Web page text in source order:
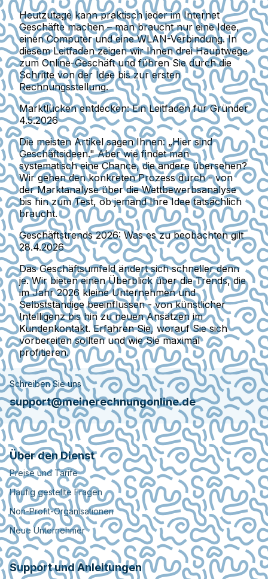
Heutzutage kann praktisch jeder im Internet
Geschäfte machen – man braucht nur eine Idee,
einen Computer und eine WLAN-Verbindung. In
diesem Leitfaden zeigen wir Ihnen drei Hauptwege
zum Online-Geschäft und führen Sie durch die
Schritte von der Idee bis zur ersten
Rechnungsstellung.
Marktlücken entdecken: Ein Leitfaden für Gründer
4.5.2026
Die meisten Artikel sagen Ihnen: „Hier sind
Geschäftsideen." Aber wie findet man
systematisch eine Chance, die andere übersehen?
Wir gehen den konkreten Prozess durch - von
der Marktanalyse über die Wettbewerbsanalyse
bis hin zum Test, ob jemand Ihre Idee tatsächlich
braucht.
Geschäftstrends 2026: Was es zu beobachten gilt
28.4.2026
Das Geschäftsumfeld ändert sich schneller denn
je. Wir bieten einen Überblick über die Trends, die
im Jahr 2026 kleine Unternehmen und
Selbstständige beeinflussen - von künstlicher
Intelligenz bis hin zu neuen Ansätzen im
Kundenkontakt. Erfahren Sie, worauf Sie sich
vorbereiten sollten und wie Sie maximal
profitieren.
Schreiben Sie uns
support@meinerechnungonline.de
Über den Dienst
Preise und Tarife
Häufig gestellte Fragen
Non-Profit-Organisationen
Neue Unternehmer
Support und Anleitungen